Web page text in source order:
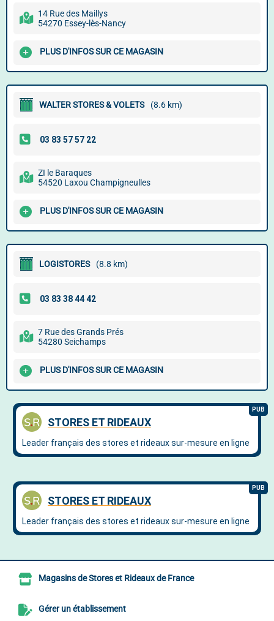
14 Rue des Maillys
54270 Essey-lès-Nancy
PLUS D'INFOS SUR CE MAGASIN
WALTER STORES & VOLETS (8.6 km)
ZI le Baraques
54520 Laxou Champigneulles
PLUS D'INFOS SUR CE MAGASIN
LOGISTORES (8.8 km)
7 Rue des Grands Prés
54280 Seichamps
PLUS D'INFOS SUR CE MAGASIN
Magasins de Stores et Rideaux de France
Gérer un établissement